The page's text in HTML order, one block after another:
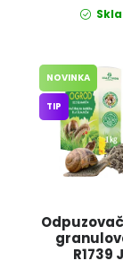
R1739
NOVINKA
TIP